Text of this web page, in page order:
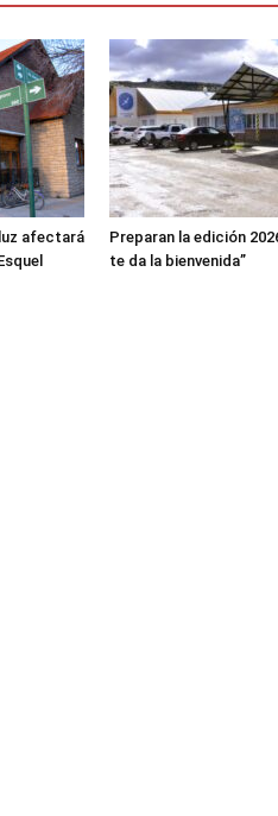
afectará
Preparan la edición
te da la bienvenida”